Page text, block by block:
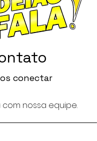
conectar
nossa equipe.